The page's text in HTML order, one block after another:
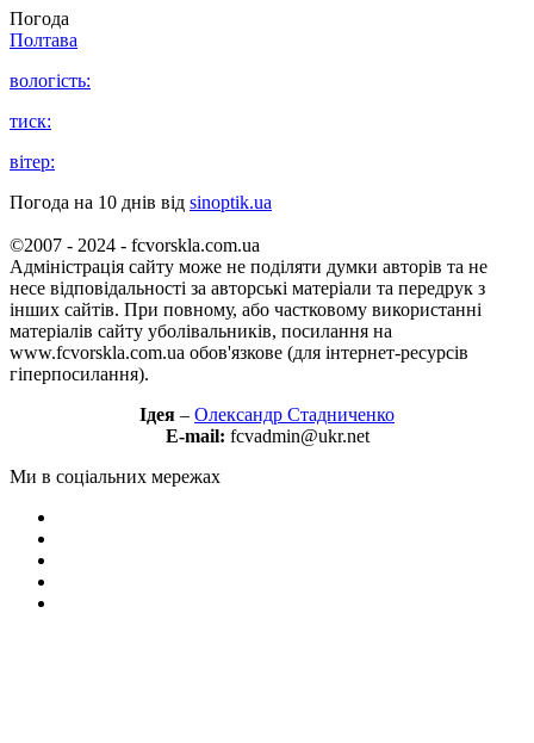
Погода
Полтава
вологість:
тиск:
вітер:
Погода на 10 днів від sinoptik.ua
©2007 - 2024 - fcvorskla.com.ua
Адміністрація сайту може не поділяти думки авторів та не
несе відповідальності за авторські матеріали та передрук з
інших сайтів. При повному, або частковому використанні
матеріалів сайту уболівальників, посилання на
www.fcvorskla.com.ua обов'язкове (для інтернет-ресурсів
гіперпосилання).
Ідея – Олександр Стадниченко
E-mail: fcvadmin@ukr.net
Ми в соціальних мережах